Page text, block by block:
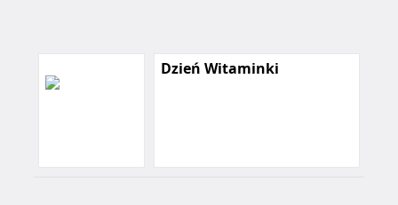
Dzień Witaminki